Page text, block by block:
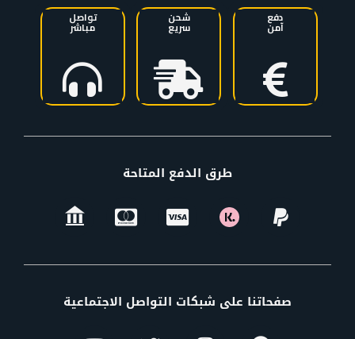
دفع
آمن
شحن
سريع
تواصل
مباشر
طرق الدفع المتاحة
صفحاتنا على شبكات التواصل الاجتماعية